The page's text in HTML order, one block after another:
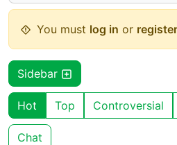
You must log in or register
Sidebar
Hot Top Controversial
Chat